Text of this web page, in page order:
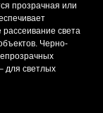
прозрачная или
света
Черно-
для светлых